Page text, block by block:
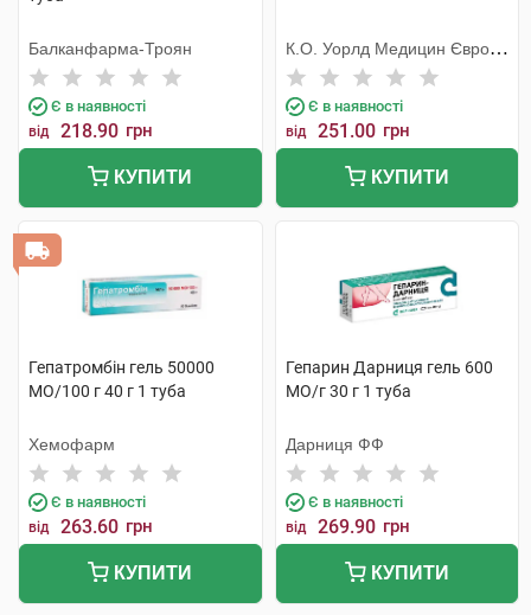
Балканфарма-Троян
Є в наявності
від 218.90 грн
КУПИТИ
К.О. Уорлд Медицин Європа
С.Р.Л.
Є в наявності
від 251.00 грн
КУПИТИ
Гепатромбін гель 50000
МО/100 г 40 г 1 туба
Хемофарм
Є в наявності
від 263.60 грн
КУПИТИ
Гепарин Дарниця гель 600
МО/г 30 г 1 туба
Дарниця ФФ
Є в наявності
від 269.90 грн
КУПИТИ